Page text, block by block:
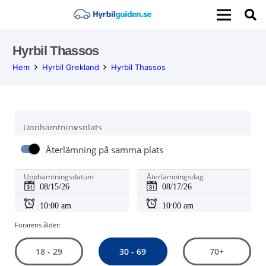
Hyrbil Thassos
Hem Hyrbil Grekland Hyrbil Thassos
Upphämtningsplats
Återlämning på samma plats
Upphämtningsdatum Återlämningsdag
Förarens ålder:
18 - 29 30 - 69 70+